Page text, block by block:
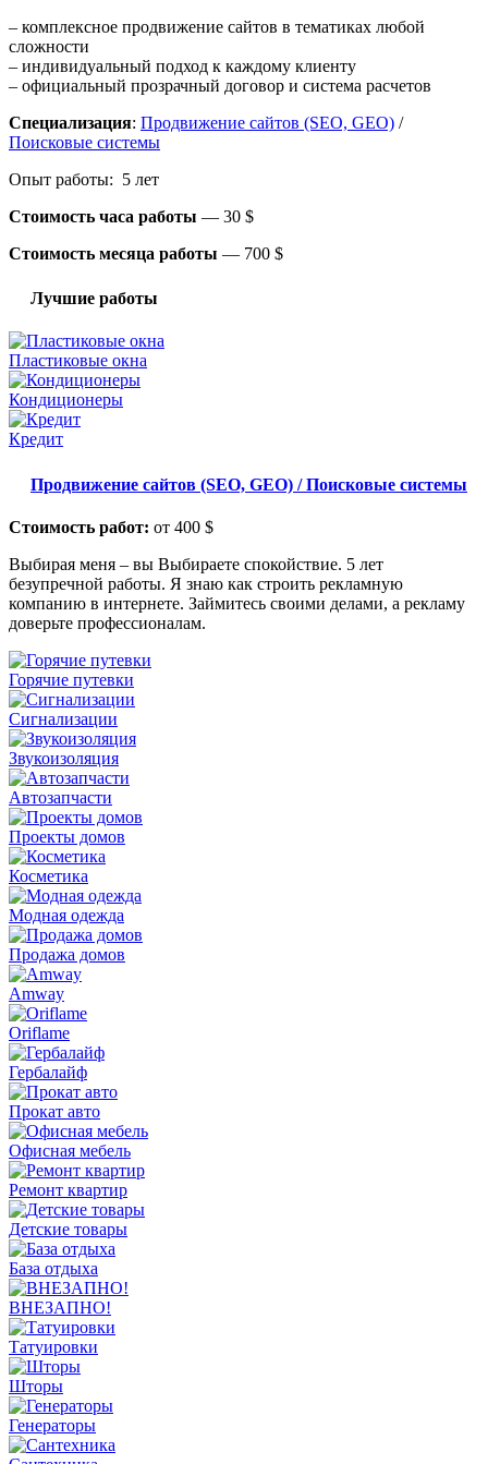
– комплексное продвижение сайтов в тематиках любой
сложности
– индивидуальный подход к каждому клиенту
– официальный прозрачный договор и система расчетов
Специализация: Продвижение сайтов (SEO, GEO) /
Поисковые системы
Опыт работы: 5 лет
Стоимость часа работы — 30 $
Стоимость месяца работы — 700 $
Лучшие работы
Пластиковые окна
Кондиционеры
Кредит
Продвижение сайтов (SEO, GEO) / Поисковые системы
Стоимость работ: от 400 $
Выбирая меня – вы Выбираете спокойствие. 5 лет
безупречной работы. Я знаю как строить рекламную
компанию в интернете. Займитесь своими делами, а рекламу
доверьте профессионалам.
Горячие путевки
Сигнализации
Звукоизоляция
Автозапчасти
Проекты домов
Косметика
Модная одежда
Продажа домов
Amway
Oriflame
Гербалайф
Прокат авто
Офисная мебель
Ремонт квартир
Детские товары
База отдыха
ВНЕЗАПНО!
Татуировки
Шторы
Генераторы